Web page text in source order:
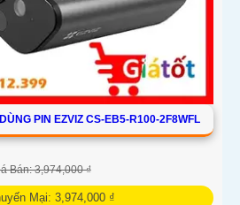
PIN EZVIZ CS-EB5-R100-2F8WFL
Bán: 3,974,000 ₫
Mại: 3,974,000 ₫